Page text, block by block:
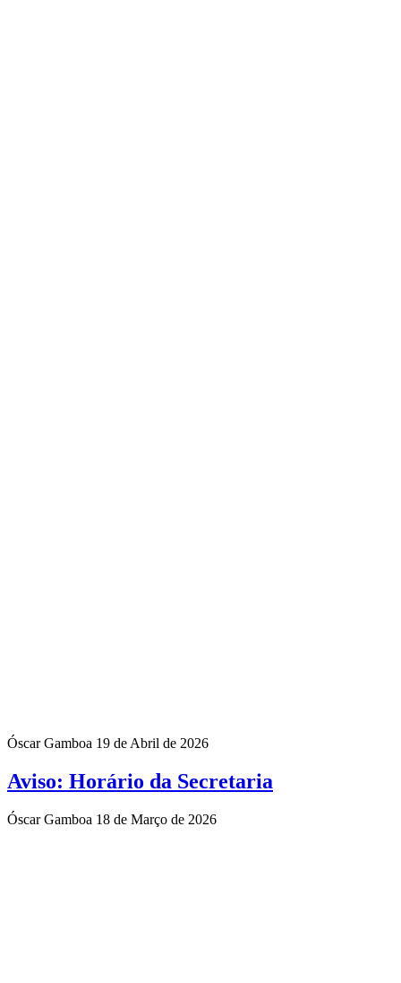
Óscar Gamboa 19 de Abril de 2026
Aviso: Horário da Secretaria
Óscar Gamboa 18 de Março de 2026